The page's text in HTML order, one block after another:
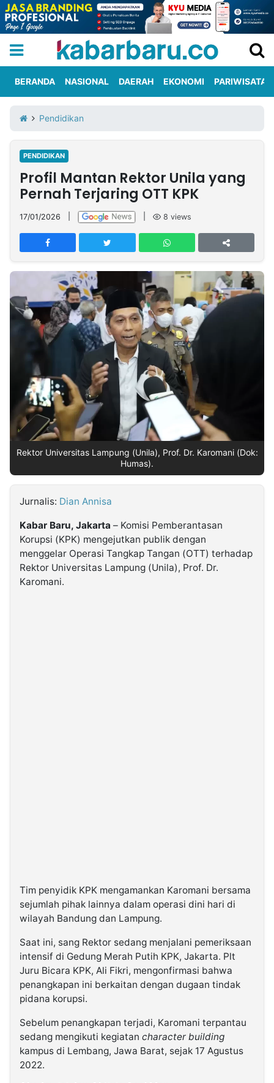
Iklan
Berita
Kami
Nasional
International
Olahraga
Entertainment
Daerah
Pariwisata
Kuliner
Kolom
Network
PT
TREETAN
MULTIMEDIA
Partner
Insight
Suara
Jogja
Jalan
Rakyat
Idealita
News
Notice
Dinamikapost.com
Radar
Seedbacklink
Follow
Kabarbaru
Kabarbaru.co
BERANDA NASIONAL DAERAH EKONOMI PARIWISATA
Pendidikan
PENDIDIKAN
Profil Mantan Rektor Unila yang
Pernah Terjaring OTT KPK
17/01/2026 8 views
Rektor Universitas Lampung (Unila), Prof. Dr. Karomani (Dok:
Humas).
Jurnalis: Dian Annisa
Kabar Baru, Jakarta – Komisi Pemberantasan
Korupsi (KPK) mengejutkan publik dengan
menggelar Operasi Tangkap Tangan (OTT) terhadap
Rektor Universitas Lampung (Unila), Prof. Dr.
Karomani.
Tim penyidik KPK mengamankan Karomani bersama
sejumlah pihak lainnya dalam operasi dini hari di
wilayah Bandung dan Lampung.
Saat ini, sang Rektor sedang menjalani pemeriksaan
intensif di Gedung Merah Putih KPK, Jakarta. Plt
Juru Bicara KPK, Ali Fikri, mengonfirmasi bahwa
penangkapan ini berkaitan dengan dugaan tindak
pidana korupsi.
Sebelum penangkapan terjadi, Karomani terpantau
sedang mengikuti kegiatan character building
kampus di Lembang, Jawa Barat, sejak 17 Agustus
2022.